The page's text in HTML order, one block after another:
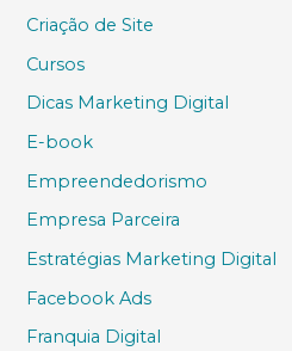
Criação de Site
Cursos
Dicas Marketing Digital
E-book
Empreendedorismo
Empresa Parceira
Estratégias Marketing Digital
Facebook Ads
Franquia Digital